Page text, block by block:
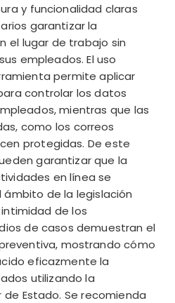
y funcionalidad claras
garantizar la
el lugar de trabajo sin
empleados. El uso
permite aplicar
controlar los datos
mientras que las
como los correos
protegidas. De este
garantizar que la
en línea se
de la legislación
de los
de casos demuestran el
mostrando cómo
eficazmente la
utilizando la
Estado. Se recomienda